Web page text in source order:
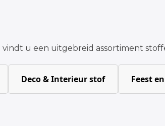
vindt u een uitgebreid assortiment
Deco & Interieur stof Feest